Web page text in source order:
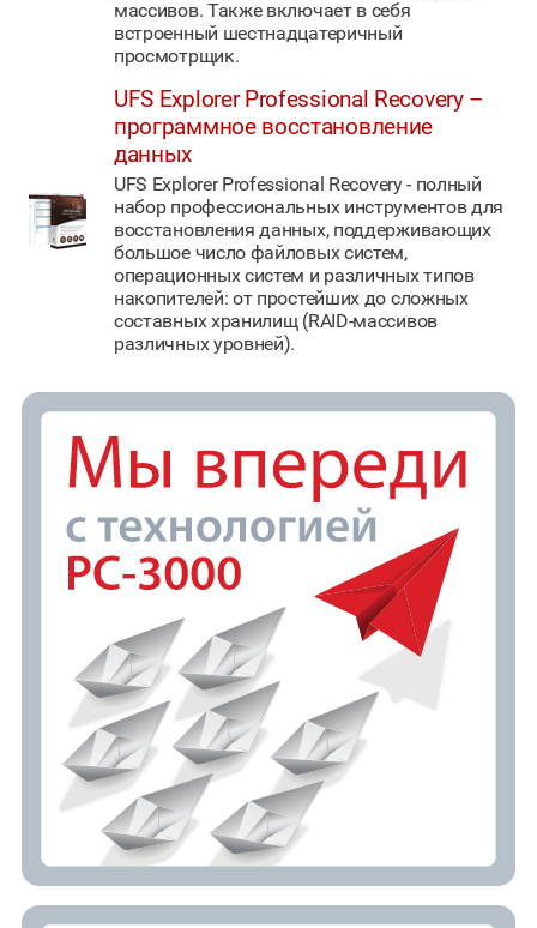
массивов. Также включает в себя
встроенный шестнадцатеричный
просмотрщик.
UFS Explorer Professional Recovery –
программное восстановление
данных
UFS Explorer Professional Recovery - полный
набор профессиональных инструментов для
восстановления данных, поддерживающих
большое число файловых систем,
операционных систем и различных типов
накопителей: от простейших до сложных
составных хранилищ (RAID-массивов
различных уровней).